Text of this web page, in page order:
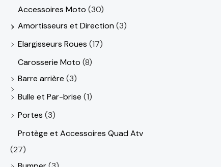
Accessoires Moto (30)
Amortisseurs et Direction(3)
Elargisseurs Roues (17)
Carosserie Moto (8)
Barre arrière (3)
Bulle et Par-brise (1)
Portes (3)
Protège et Accessoires Quad Atv
(27)